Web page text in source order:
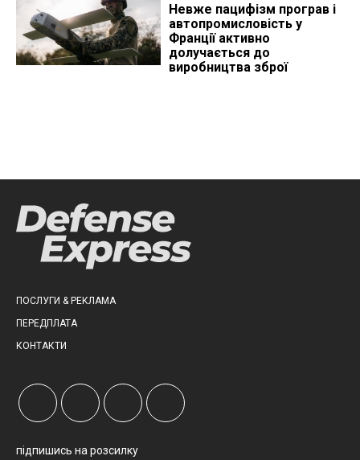
Невже пацифізм програв і
автопромисловість у
Франції активно
долучається до
виробництва зброї
ПОСЛУГИ & РЕКЛАМА
ПЕРЕДПЛАТА
КОНТАКТИ
підпишись на розсилку